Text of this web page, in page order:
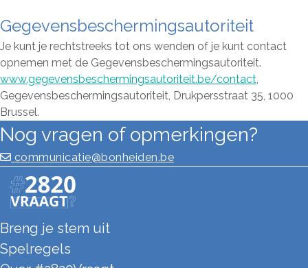
Gegevensbeschermingsautoriteit
Je kunt je rechtstreeks tot ons wenden of je kunt contact
opnemen met de Gegevensbeschermingsautoriteit.
www.gegevensbeschermingsautoriteit.be/contact,
Gegevensbeschermingsautoriteit, Drukpersstraat 35, 1000
Brussel.
Nog vragen of opmerkingen?
communicatie@bonheiden.be
Breng je stem uit
Spelregels